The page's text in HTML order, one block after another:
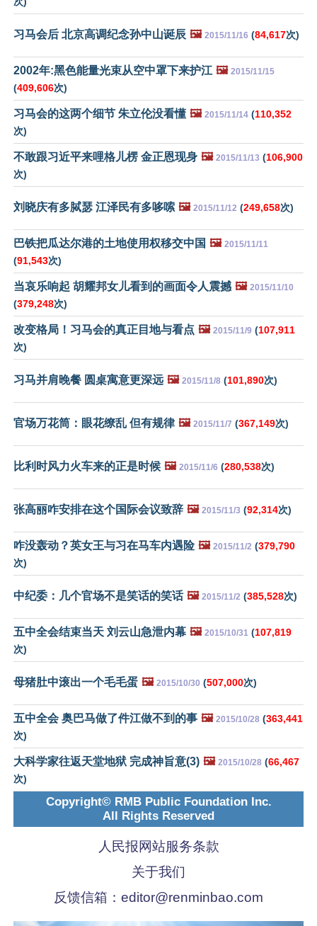
习马会后 北京高调纪念孙中山诞辰 🖼️ 2015/11/16 (84,617次)
2002年:黑色能量光束从空中罩下来护江 🖼️ 2015/11/15
(409,606次)
习马会的这两个细节 朱立伦没看懂 🖼️ 2015/11/14 (110,352
次)
不敢跟习近平来哩格儿楞 金正恩现身 🖼️ 2015/11/13 (106,900
次)
刘晓庆有多脦瑟 江泽民有多哆嗦 🖼️ 2015/11/12 (249,658次)
巴铁把瓜达尔港的土地使用权移交中国 🖼️ 2015/11/11
(91,543次)
当哀乐响起 胡耀邦女儿看到的画面令人震撼 🖼️ 2015/11/10
(379,248次)
改变格局！习马会的真正目地与看点 🖼️ 2015/11/9 (107,911
次)
习马并肩晚餐 圆桌寓意更深远 🖼️ 2015/11/8 (101,890次)
官场万花筒：眼花缭乱 但有规律 🖼️ 2015/11/7 (367,149次)
比利时风力火车来的正是时候 🖼️ 2015/11/6 (280,538次)
张高丽咋安排在这个国际会议致辞 🖼️ 2015/11/3 (92,314次)
咋没轰动？英女王与习在马车内遇险 🖼️ 2015/11/2 (379,790
次)
中纪委：几个官场不是笑话的笑话 🖼️ 2015/11/2 (385,528次)
五中全会结束当天 刘云山急泄内幕 🖼️ 2015/10/31 (107,819
次)
母猪肚中滚出一个毛毛蛋 🖼️ 2015/10/30 (507,000次)
五中全会 奥巴马做了件江做不到的事 🖼️ 2015/10/28 (363,441
次)
大科学家往返天堂地狱 完成神旨意(3) 🖼️ 2015/10/28 (66,467
次)
Copyright© RMB Public Foundation Inc.
All Rights Reserved
人民报网站服务条款
关于我们
反馈信箱： editor@renminbao.com